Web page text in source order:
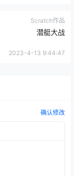
Scratch作品
潜艇大战
2023-4-13 9:44:47
确认修改